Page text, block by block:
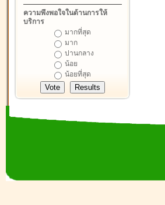
ความพึงพอใจในด้านการให้
บริการ
มากที่สุด
มาก
ปานกลาง
น้อย
น้อยที่สุด